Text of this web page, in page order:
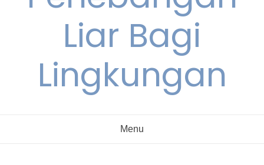
Liar Bagi
Lingkungan
Menu